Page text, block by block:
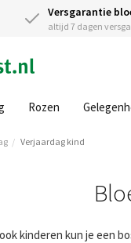
Versgarantie
altijd 7 dagen
Rozen
Verjaardag kind
kinderen kun je een